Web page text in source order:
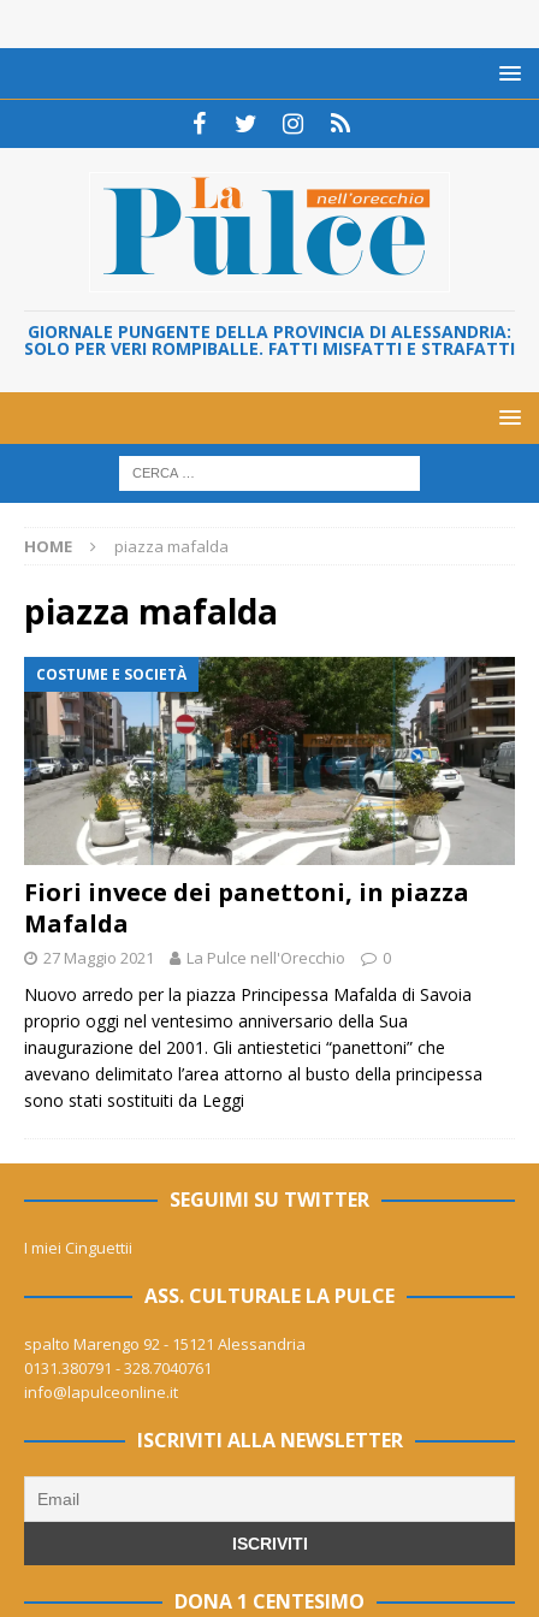
GIORNALE PUNGENTE DELLA PROVINCIA DI ALESSANDRIA:
SOLO PER VERI ROMPIBALLE. FATTI MISFATTI E STRAFATTI
HOME piazza mafalda
piazza mafalda
COSTUME E SOCIETÀ
Fiori invece dei panettoni, in piazza
Mafalda
27 Maggio 2021 La Pulce nell'Orecchio 0
Nuovo arredo per la piazza Principessa Mafalda di Savoia
proprio oggi nel ventesimo anniversario della Sua
inaugurazione del 2001. Gli antiestetici “panettoni” che
avevano delimitato l’area attorno al busto della principessa
sono stati sostituiti da Leggi
SEGUIMI SU TWITTER
I miei Cinguettii
ASS. CULTURALE LA PULCE
spalto Marengo 92 - 15121 Alessandria
0131.380791 - 328.7040761
info@lapulceonline.it
ISCRIVITI ALLA NEWSLETTER
DONA 1 CENTESIMO